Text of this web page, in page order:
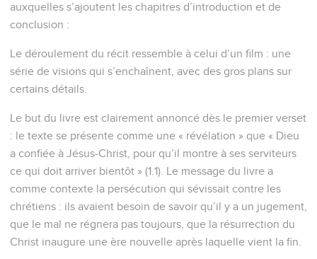
auxquelles s’ajoutent les chapitres d’introduction et de
conclusion :
Le déroulement du récit ressemble à celui d’un film : une
série de visions qui s’enchaînent, avec des gros plans sur
certains détails.
Le but du livre est clairement annoncé dès le premier verset
: le texte se présente comme une « révélation » que « Dieu
a confiée à Jésus-Christ, pour qu’il montre à ses serviteurs
ce qui doit arriver bientôt » (1.1). Le message du livre a
comme contexte la persécution qui sévissait contre les
chrétiens : ils avaient besoin de savoir qu’il y a un jugement,
que le mal ne régnera pas toujours, que la résurrection du
Christ inaugure une ère nouvelle après laquelle vient la fin.